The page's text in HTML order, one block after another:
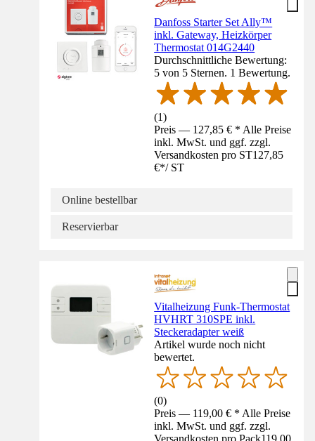
Danfoss Starter Set Ally™
inkl. Gateway, Heizkörper
Thermostat 014G2440
Durchschnittliche Bewertung:
5 von 5 Sternen. 1 Bewertung.
(1)
Preis — 127,85 € * Alle Preise
inkl. MwSt. und ggf. zzgl.
Versandkosten pro ST127,85
€*/ ST
Online bestellbar
Reservierbar
Vitalheizung Funk-Thermostat
HVHRT 310SPE inkl.
Steckeradapter weiß
Artikel wurde noch nicht
bewertet.
(0)
Preis — 119,00 € * Alle Preise
inkl. MwSt. und ggf. zzgl.